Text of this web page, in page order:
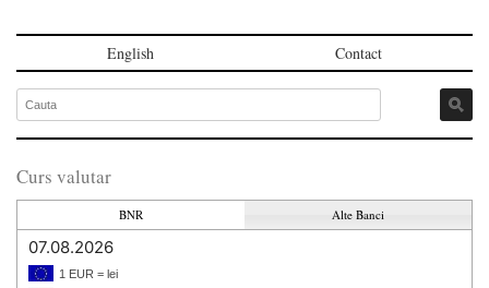
English Contact
Curs valutar
BNR Alte Banci
07.08.2026
1 EUR = lei